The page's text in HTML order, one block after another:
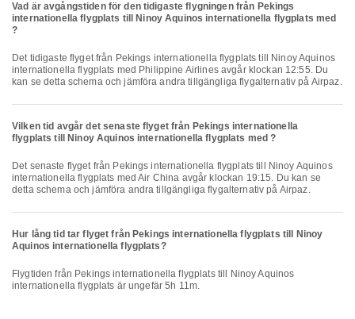
Vad är avgångstiden för den tidigaste flygningen från Pekings
internationella flygplats till Ninoy Aquinos internationella flygplats med
?
Det tidigaste flyget från Pekings internationella flygplats till Ninoy Aquinos
internationella flygplats med Philippine Airlines avgår klockan 12:55. Du
kan se detta schema och jämföra andra tillgängliga flygalternativ på Airpaz.
Vilken tid avgår det senaste flyget från Pekings internationella
flygplats till Ninoy Aquinos internationella flygplats med ?
Det senaste flyget från Pekings internationella flygplats till Ninoy Aquinos
internationella flygplats med Air China avgår klockan 19:15. Du kan se
detta schema och jämföra andra tillgängliga flygalternativ på Airpaz.
Hur lång tid tar flyget från Pekings internationella flygplats till Ninoy
Aquinos internationella flygplats?
Flygtiden från Pekings internationella flygplats till Ninoy Aquinos
internationella flygplats är ungefär 5h 11m.